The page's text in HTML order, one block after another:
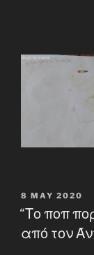
POSTED
ON
8 MAY 2020
“Το ποπ
από τον